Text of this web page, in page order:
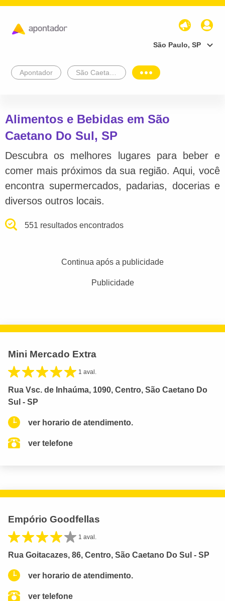
São Paulo, SP
Apontador
Alimentos e Bebidas em São
Caetano Do Sul, SP
Descubra os melhores lugares para beber e
comer mais próximos da sua região. Aqui, você
encontra supermercados, padarias, docerias e
diversos outros locais.
551 resultados encontrados
Continua após a publicidade
Publicidade
Mini Mercado Extra
1 aval.
Rua Vsc. de Inhaúma, 1090, Centro, São Caetano Do
Sul - SP
ver horario de atendimento.
ver telefone
Empório Goodfellas
1 aval.
Rua Goitacazes, 86, Centro, São Caetano Do Sul - SP
ver horario de atendimento.
ver telefone